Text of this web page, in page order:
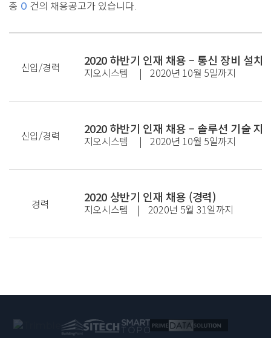
총 0 건의 채용공고가 있습니다.
신입/경력 2020 하반기 인재 채용 – 통신 장비 설치
지오시스템 | 2020년 10월 5일까지
신입/경력 2020 하반기 인재 채용 – 솔루션 기술 지
지오시스템 | 2020년 10월 5일까지
경력 2020 상반기 인재 채용 (경력)
지오시스템 | 2020년 5월 31일까지